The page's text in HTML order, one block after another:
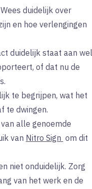
duidelijk over
en hoe verlengingen
duidelijk staat aan
of dat nu de
te begrijpen, wat het
te dwingen.
alle genoemde
van Nitro Sign om dit
niet onduidelijk. Zorg
van het werk en de